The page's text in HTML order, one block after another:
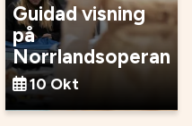
Guidad visning
på
Norrlandsoperan
10 Okt